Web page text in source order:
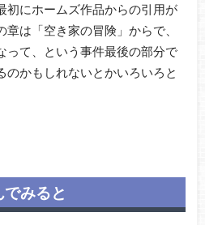
初にホームズ作品からの引用が
は「空き家の冒険」からで、
って、という事件最後の部分で
のかもしれないとかいろいろと
みると